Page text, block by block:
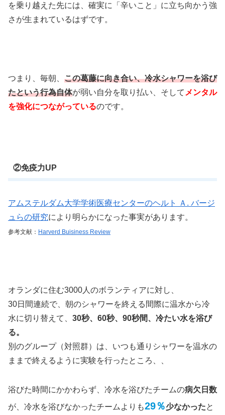
を乗り越えた先には、確実に「辛いこと」に立ち向かう強
さが生まれているはずです。
つまり、毎朝、 この葛藤に向き合い、冷水シャワーを浴び
たという行為自体が弱い自分を取り払い、そして メンタル
を強化につながっているのです。
②免疫力UP
アムステルダム大学学術医療センターのヘルト Ａ. バージ
ュらの研究により明らかになった事実があります。
参考文献： Harverd Buisiness Review
オランダに住む3000人のボランティアに対し、
30日間連続で、朝のシャワーを終える間際に温水から冷
水に切り替えて、 30秒、60秒、90秒間、冷たい水を浴び
る。
別のグループ（対照群）は、いつも通りシャワーを温水の
ままで終えるように実験を行ったところ、、
浴びた時間にかかわらず、冷水を浴びたチームの病欠日数
が、冷水を浴びなかったチームよりも29％少なかったと